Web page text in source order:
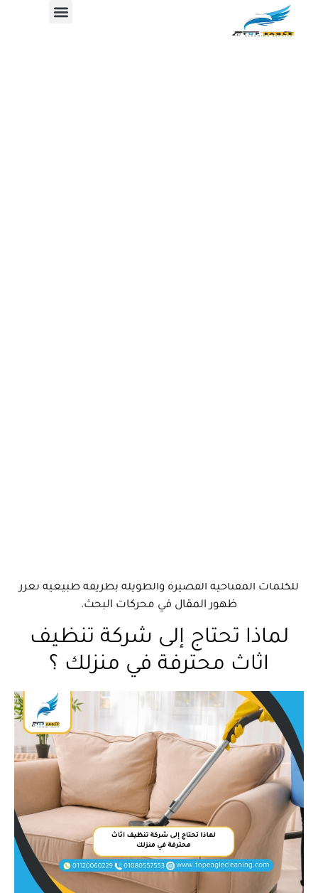
للكلمات المفتاحية القصيرة والطويلة بطريقة طبيعية تعزز
ظهور المقال في محركات البحث.
لماذا تحتاج إلى شركة تنظيف
اثاث محترفة في منزلك ؟